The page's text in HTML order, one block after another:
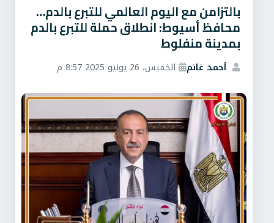
بالتزامن مع اليوم العالمي للتبرع بالدم…
محافظ أسيوط: انطلاق حملة للتبرع بالدم
بمدينة منفلوط
أحمد غانم الخميس، 26 يونيو 2025 8:57 م